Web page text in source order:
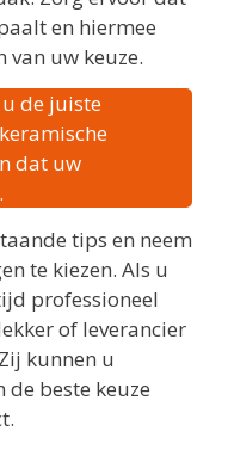
en hiermee
uw keuze.
de juiste
dat uw
tips en neem
te kiezen. Als u
professioneel
of leverancier
kunnen u
beste keuze